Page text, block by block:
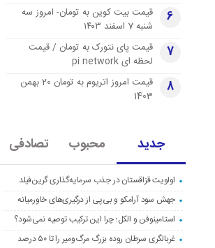
6
قیمت بیت کوین به تومان- امروز سه
شنبه 7 اسفند ۱۴۰۳
7
قیمت پای نتورک به تومان / قیمت
لحظه ای pi network
8
قیمت امروز اتریوم به تومان 20 بهمن
1403
جدید محبوب تصادفی
اولویت قزاقستان در جذب سرمایه‌گذاری گرین‌فیلد
جهش سود آرامکو و بی‌پی از درگیری‌های خاورمیانه
استامینوفن و الکل؛ چرا این ترکیب توصیه نمی‌شود؟
غربالگری سرطان روده بزرگ مرگ‌ومیر را تا ۵۰ درصد